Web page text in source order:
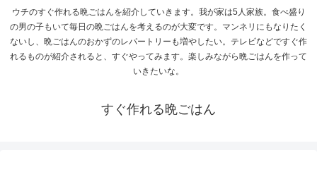
ウチのすぐ作れる晩ごはんを紹介していきます。我が家は5人家族。食べ盛り
の男の子もいて毎日の晩ごはんを考えるのが大変です。マンネリにもなりたく
ないし、晩ごはんのおかずのレパートリーも増やしたい。テレビなどですぐ作
れるものが紹介されると、すぐやってみます。楽しみながら晩ごはんを作って
いきたいな。
すぐ作れる晩ごはん